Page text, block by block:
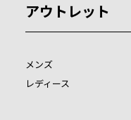
アウトレット
メンズ
レディース